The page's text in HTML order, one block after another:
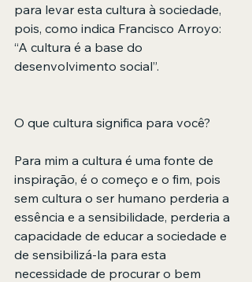
para levar esta cultura à sociedade,
pois, como indica Francisco Arroyo:
“A cultura é a base do
desenvolvimento social”.
O que cultura significa para você?
Para mim a cultura é uma fonte de
inspiração, é o começo e o fim, pois
sem cultura o ser humano perderia a
essência e a sensibilidade, perderia a
capacidade de educar a sociedade e
de sensibilizá-la para esta
necessidade de procurar o bem